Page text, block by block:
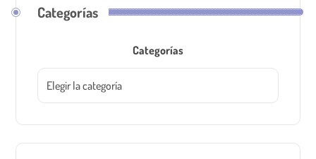
Categorías
Categorías